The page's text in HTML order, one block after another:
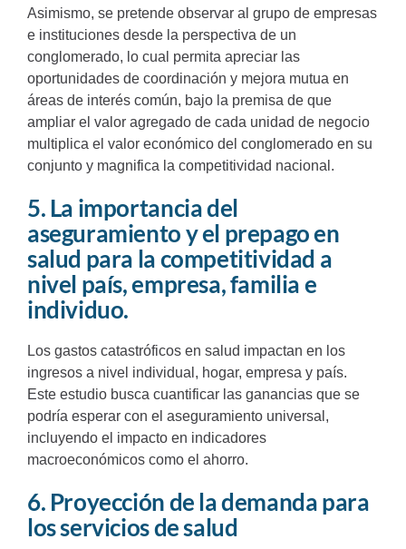
Asimismo, se pretende observar al grupo de empresas
e instituciones desde la perspectiva de un
conglomerado, lo cual permita apreciar las
oportunidades de coordinación y mejora mutua en
áreas de interés común, bajo la premisa de que
ampliar el valor agregado de cada unidad de negocio
multiplica el valor económico del conglomerado en su
conjunto y magnifica la competitividad nacional.
5. La importancia del
aseguramiento y el prepago en
salud para la competitividad a
nivel país, empresa, familia e
individuo.
Los gastos catastróficos en salud impactan en los
ingresos a nivel individual, hogar, empresa y país.
Este estudio busca cuantificar las ganancias que se
podría esperar con el aseguramiento universal,
incluyendo el impacto en indicadores
macroeconómicos como el ahorro.
6. Proyección de la demanda para
los servicios de salud